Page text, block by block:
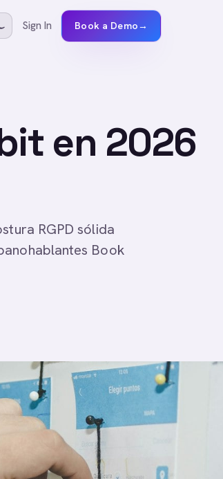
Sign In Book a Demo→
en 2026
RGPD sólida
Book